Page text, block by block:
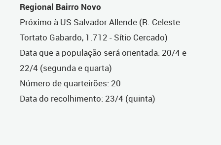
Regional Bairro Novo
Próximo à US Salvador Allende (R. Celeste
Tortato Gabardo, 1.712 - Sítio Cercado)
Data que a população será orientada: 20/4 e
22/4 (segunda e quarta)
Número de quarteirões: 20
Data do recolhimento: 23/4 (quinta)